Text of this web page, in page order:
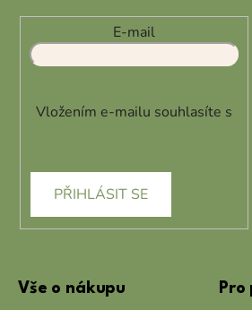
E-mail
Vložením e-mailu souhlasíte s
PŘIHLÁSIT SE
Vše o nákupu